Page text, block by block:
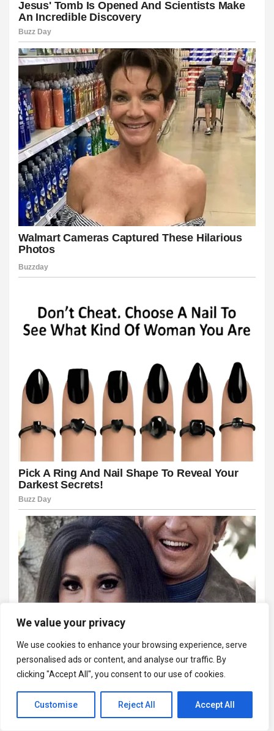
We value your privacy
We use cookies to enhance your browsing experience, serve
personalised ads or content, and analyse our traffic. By
clicking "Accept All", you consent to our use of cookies.
Customise Reject All Accept All